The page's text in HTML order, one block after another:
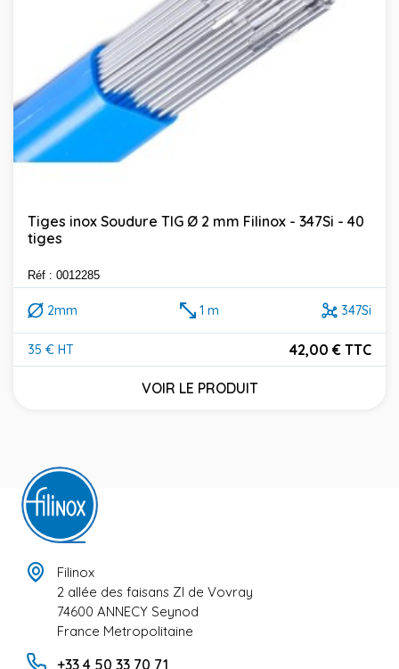
Tiges inox Soudure TIG Ø 2 mm Filinox - 347Si - 40
tiges
Réf : 0012285
2mm 1 m 347Si
35 € HT
Prix
42,00 € TTC
VOIR LE PRODUIT
Filinox
2 allée des faisans ZI de Vovray
74600 ANNECY Seynod
France Metropolitaine
+33 4 50 33 70 71